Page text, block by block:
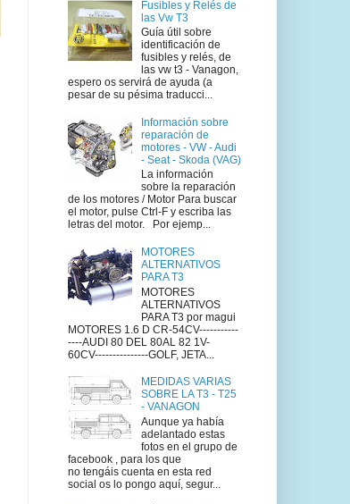
Fusibles y Relés de
las Vw T3
Guía útil sobre
identificación de
fusibles y relés, de
las vw t3 - Vanagon,
espero os servirá de ayuda (a
pesar de su pésima traducci...
Información sobre
reparación de
motores - VW - Audi
- Seat - Skoda (VAG)
La información
sobre la reparación
de los motores / Motor Para buscar
el motor, pulse Ctrl-F y escriba las
letras del motor. Por ejemp...
MOTORES
ALTERNATIVOS
PARA T3
MOTORES
ALTERNATIVOS
PARA T3 por magui
MOTORES 1.6 D CR-54CV-----------
----AUDI 80 DEL 80AL 82 1V-
60CV---------------GOLF, JETA...
MEDIDAS VARIAS
SOBRE LA T3 - T25
- VANAGON
Aunque ya había
adelantado estas
fotos en el grupo de
facebook , para los que
no tengáis cuenta en esta red
social os lo pongo aquí, segur...